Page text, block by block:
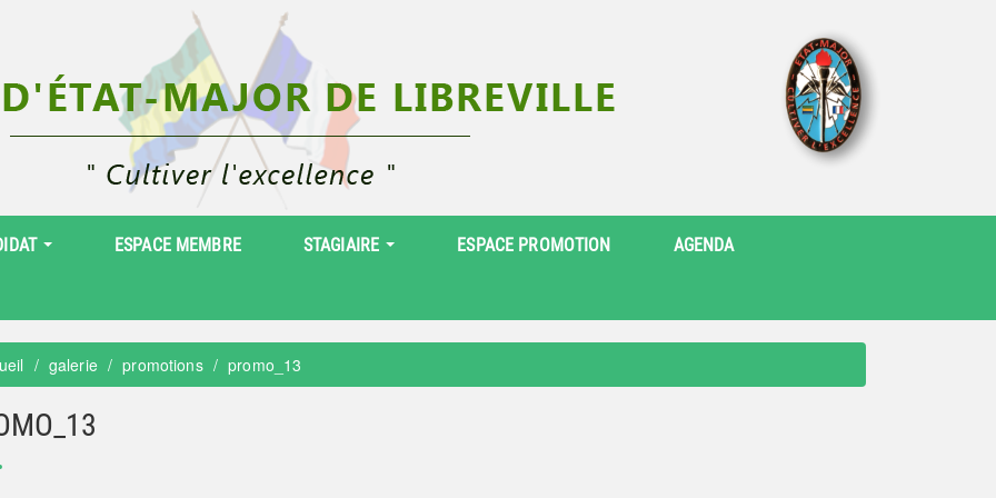
ESPACE MEMBRE STAGIAIRE ESPACE PROMOTION AGENDA
galerie promotions promo_13